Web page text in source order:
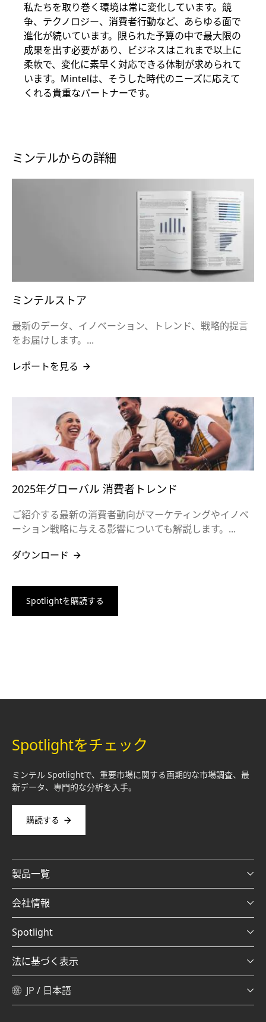
私たちを取り巻く環境は常に変化しています。競
争、テクノロジー、消費者行動など、あらゆる面で
進化が続いています。限られた予算の中で最大限の
成果を出す必要があり、ビジネスはこれまで以上に
柔軟で、変化に素早く対応できる体制が求められて
います。Mintelは、そうした時代のニーズに応えて
くれる貴重なパートナーです。
ミンテルからの詳細
ミンテルストア
最新のデータ、イノベーション、トレンド、戦略的提言
をお届けします。...
レポートを見る
2025年グローバル 消費者トレンド
ご紹介する最新の消費者動向がマーケティングやイノベ
ーション戦略に与える影響についても解説します。...
ダウンロード
Spotlightを購読する
Spotlightをチェック
ミンテル Spotlightで、重要市場に関する画期的な市場調査、最
新データ、専門的な分析を入手。
購読する
製品一覧
会社情報
Spotlight
法に基づく表示
JP / 日本語